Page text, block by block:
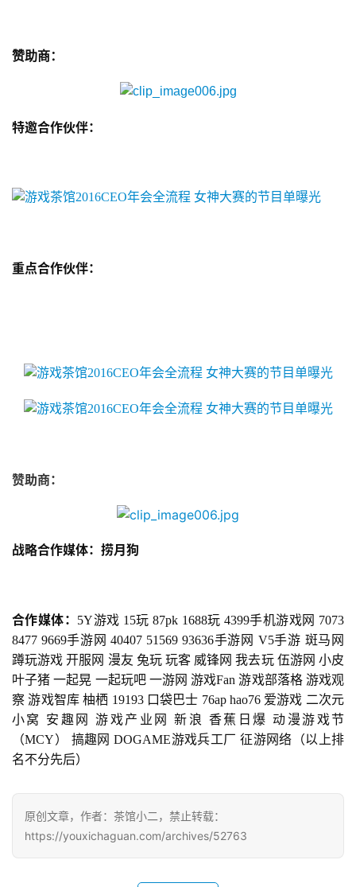
戏
闲
2
十
届
0
日
游
茶
对
接
会
上
赞助商：
特邀合作伙伴：
重点合作伙伴：
赞助商：
战略合作媒体：捞月狗
合作媒体：
5Y游戏 15玩 87pk 1688玩 4399手机游戏网 7073
8477 9669手游网 40407 51569 93636手游网 V5手游 斑马网
蹲玩游戏 开服网 漫友 兔玩 玩客 威锋网 我去玩 伍游网 小皮
叶子猪 一起晃 一起玩吧 一游网 游戏Fan 游戏部落格 游戏观
察 游戏智库 柚栖 19193 口袋巴士 76ap hao76 爱游戏 二次元
小窝 安趣网 游戏产业网 新浪 香蕉日爆 动漫游戏节
（MCY） 搞趣网 DOGAME游戏兵工厂 征游网络（以上排
名不分先后）
原创文章，作者：茶馆小二，禁止转载：
https://youxichaguan.com/archives/52763